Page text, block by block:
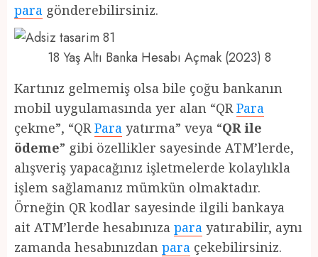
para gönderebilirsiniz.
18 Yaş Altı Banka Hesabı Açmak (2023) 8
Kartınız gelmemiş olsa bile çoğu bankanın
mobil uygulamasında yer alan “QRPara
çekme”, “QRPara yatırma” veya “QR ile
ödeme” gibi özellikler sayesinde ATM’lerde,
alışveriş yapacağınız işletmelerde kolaylıkla
işlem sağlamanız mümkün olmaktadır.
Örneğin QR kodlar sayesinde ilgili bankaya
ait ATM’lerde hesabınıza para yatırabilir, aynı
zamanda hesabınızdan para çekebilirsiniz.